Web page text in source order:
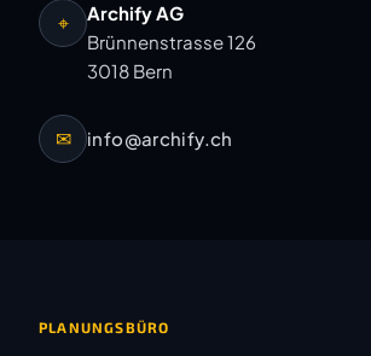
⌖
Archify AG
Brünnenstrasse 126
3018 Bern
✉ info@archify.ch
PLANUNGSBÜRO